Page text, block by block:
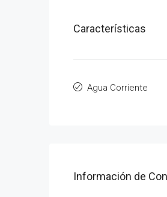
Características
Agua Corriente
Información de